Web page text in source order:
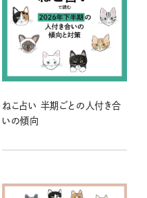
ねこ占い 半期ごとの人付き合
いの傾向